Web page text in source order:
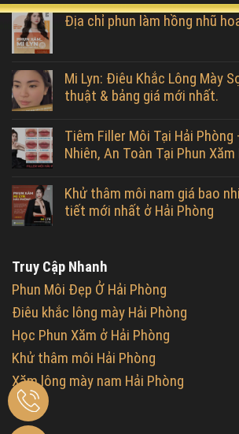
Địa chỉ phun làm hồng nhũ
Mi Lyn: Điêu Khắc Lông Mày
thuật & bảng giá mới nhất.
Tiêm Filler Môi Tại Hải
Nhiên, An Toàn Tại Phun Xăm
Khử thâm môi nam giá bao
tiết mới nhất ở Hải Phòng
Truy Cập Nhanh
Phun Môi Đẹp Ở Hải Phòng
Điêu khắc lông mày Hải Phòng
Học Phun Xăm ở Hải Phòng
Khử thâm môi Hải Phòng
Xăm lông mày nam Hải Phòng